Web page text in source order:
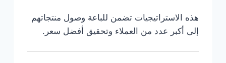
هذه الاستراتيجيات تضمن للباعة وصول منتجاتهم
إلى أكبر عدد من العملاء وتحقيق أفضل سعر.